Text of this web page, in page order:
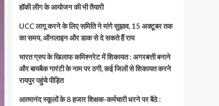
हॉकी लीग के आयोजन की भी तैयारी
UCC लागू करने के लिए समिति ने मांगे सुझाव, 15 अक्टूबर तक
का समय, ऑनलाइन और डाक से दे सकते हैं राय
भारत ग्रुप के खिलाफ कमिश्नरेट में शिकायत : अगरबत्ती बनाने
और बायबैक गारंटी के नाम पर ठगी, कई जिलों से शिकायत करने
रायपुर पहुंचे पीड़ित
आत्मानंद स्कूलों के 8 हजार शिक्षक-कर्मचारी धरने पर बैठे :